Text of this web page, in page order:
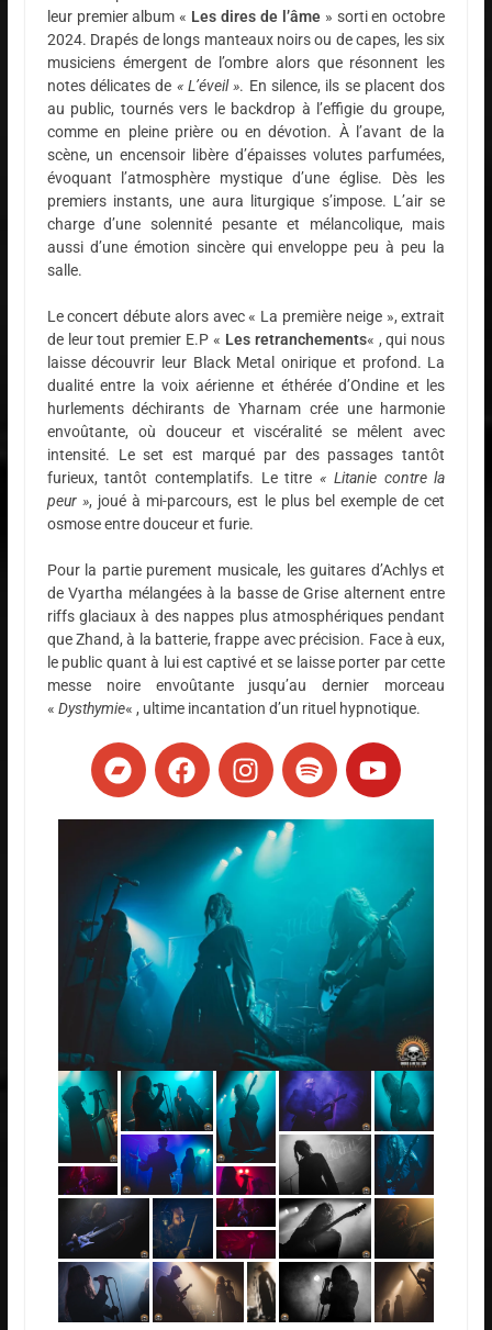
leur premier album « Les dires de l’âme» sorti en octobre
2024. Drapés de longs manteaux noirs ou de capes, les six
musiciens émergent de l’ombre alors que résonnent les
notes délicates de « L’éveil ». En silence, ils se placent dos
au public, tournés vers le backdrop à l’effigie du groupe,
comme en pleine prière ou en dévotion. À l’avant de la
scène, un encensoir libère d’épaisses volutes parfumées,
évoquant l’atmosphère mystique d’une église. Dès les
premiers instants, une aura liturgique s’impose. L’air se
charge d’une solennité pesante et mélancolique, mais
aussi d’une émotion sincère qui enveloppe peu à peu la
salle.
Le concert débute alors avec « La première neige », extrait
de leur tout premier E.P « Les retranchements« , qui nous
laisse découvrir leur Black Metal onirique et profond. La
dualité entre la voix aérienne et éthérée d’Ondine et les
hurlements déchirants de Yharnam crée une harmonie
envoûtante, où douceur et viscéralité se mêlent avec
intensité. Le set est marqué par des passages tantôt
furieux, tantôt contemplatifs. Le titre« Litanie contre la
peur », joué à mi-parcours, est le plus bel exemple de cet
osmose entre douceur et furie.
Pour la partie purement musicale, les guitares d’Achlys et
de Vyartha mélangées à la basse de Grise alternent entre
riffs glaciaux à des nappes plus atmosphériques pendant
que Zhand, à la batterie, frappe avec précision. Face à eux,
le public quant à lui est captivé et se laisse porter par cette
messe noire envoûtante jusqu’au dernier morceau
« Dysthymie« , ultime incantation d’un rituel hypnotique.